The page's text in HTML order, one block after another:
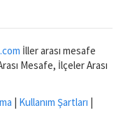
İller arası mesafe
Mesafe, İlçeler Arası
| Kullanım Şartları |